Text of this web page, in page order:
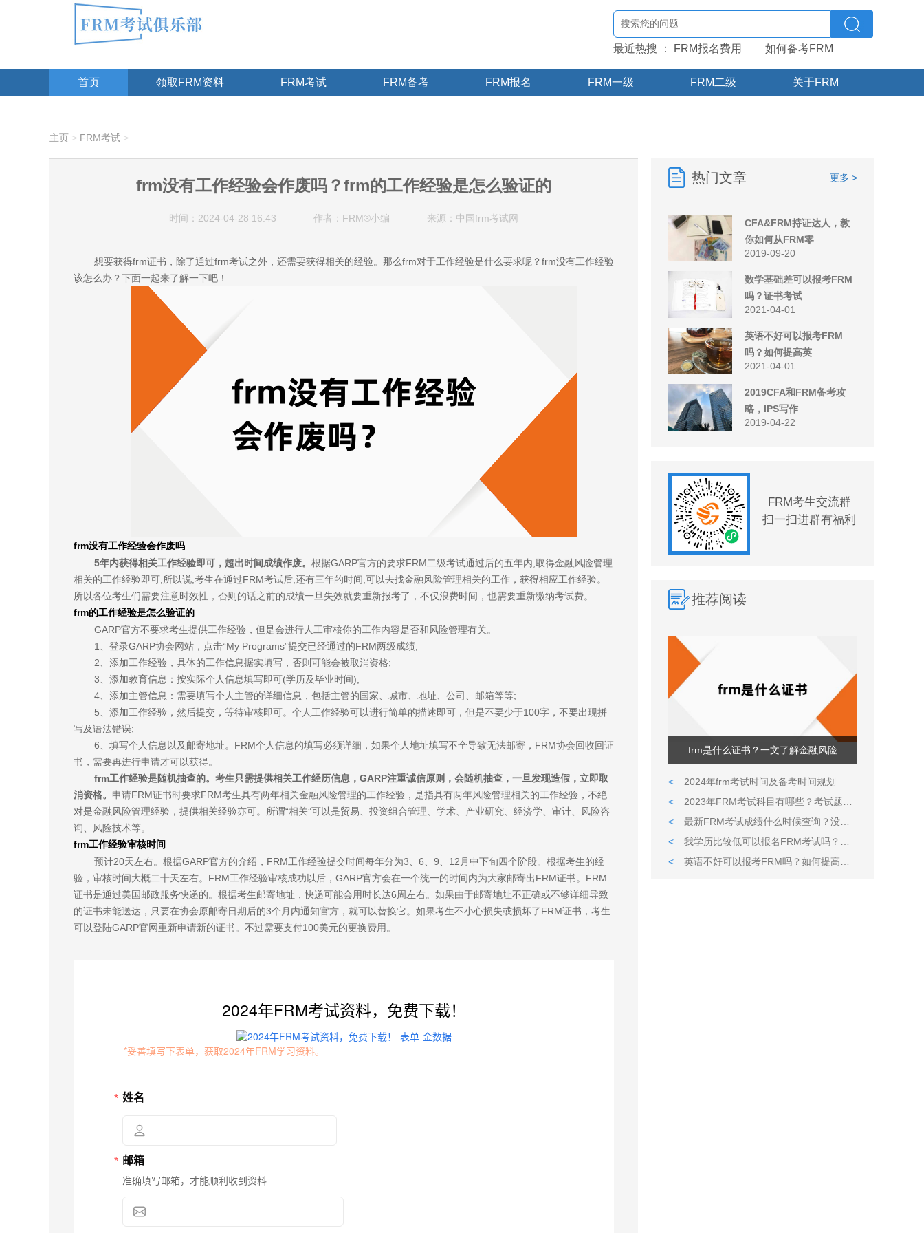
最近热搜 ： FRM报名费用 如何备考FRM
首页 领取FRM资料 FRM考试 FRM备考 FRM报名 FRM一级 FRM二级 关于FRM
主页 > FRM考试 >
frm没有工作经验会作废吗？frm的工作经验是怎么验证的
时间：2024-04-28 16:43 作者：FRM®小编 来源：中国frm考试网
想要获得frm证书，除了通过frm考试之外，还需要获得相关的经验。那么frm对于工作经验是什么要求呢？frm没有工作经验
该怎么办？下面一起来了解一下吧！
frm没有工作经验会作废吗
5年内获得相关工作经验即可，超出时间成绩作废。 根据GARP官方的要求FRM二级考试通过后的五年内,取得金融风险管理
相关的工作经验即可,所以说,考生在通过FRM考试后,还有三年的时间,可以去找金融风险管理相关的工作，获得相应工作经验。
所以各位考生们需要注意时效性，否则的话之前的成绩一旦失效就要重新报考了，不仅浪费时间，也需要重新缴纳考试费。
frm的工作经验是怎么验证的
GARP官方不要求考生提供工作经验，但是会进行人工审核你的工作内容是否和风险管理有关。
1、登录GARP协会网站，点击“My Programs”提交已经通过的FRM两级成绩;
2、添加工作经验，具体的工作信息据实填写，否则可能会被取消资格;
3、添加教育信息：按实际个人信息填写即可(学历及毕业时间);
4、添加主管信息：需要填写个人主管的详细信息，包括主管的国家、城市、地址、公司、邮箱等等;
5、添加工作经验，然后提交，等待审核即可。个人工作经验可以进行简单的描述即可，但是不要少于100字，不要出现拼
写及语法错误;
6、填写个人信息以及邮寄地址。FRM个人信息的填写必须详细，如果个人地址填写不全导致无法邮寄，FRM协会回收回证
书，需要再进行申请才可以获得。
frm工作经验是随机抽查的。考生只需提供相关工作经历信息，GARP注重诚信原则，会随机抽查，一旦发现造假，立即取
消资格。 申请FRM证书时要求FRM考生具有两年相关金融风险管理的工作经验，是指具有两年风险管理相关的工作经验，不绝
对是金融风险管理经验，提供相关经验亦可。所谓“相关”可以是贸易、投资组合管理、学术、产业研究、经济学、审计、风险咨
询、风险技术等。
frm工作经验审核时间
预计20天左右。根据GARP官方的介绍，FRM工作经验提交时间每年分为3、6、9、12月中下旬四个阶段。根据考生的经
验，审核时间大概二十天左右。FRM工作经验审核成功以后，GARP官方会在一个统一的时间内为大家邮寄出FRM证书。FRM
证书是通过美国邮政服务快递的。根据考生邮寄地址，快递可能会用时长达6周左右。如果由于邮寄地址不正确或不够详细导致
的证书未能送达，只要在协会原邮寄日期后的3个月内通知官方，就可以替换它。如果考生不小心损失或损坏了FRM证书，考生
可以登陆GARP官网重新申请新的证书。不过需要支付100美元的更换费用。
更多 >
热门文章
CFA&FRM持证达人，教
你如何从FRM零
2019-09-20
数学基础差可以报考FRM
吗？证书考试
2021-04-01
英语不好可以报考FRM
吗？如何提高英
2021-04-01
2019CFA和FRM备考攻
略，IPS写作
2019-04-22
FRM考生交流群
扫一扫进群有福利
推荐阅读
frm是什么证书？一文了解金融风险
<
2024年frm考试时间及备考时间规划
<
2023年FRM考试科目有哪些？考试题型都是什么样的？
<
最新FRM考试成绩什么时候查询？没通过可以补考吗?
<
我学历比较低可以报名FRM考试吗？英语很久没用了可以通过考试吗？
<
英语不好可以报考FRM吗？如何提高英语水平？